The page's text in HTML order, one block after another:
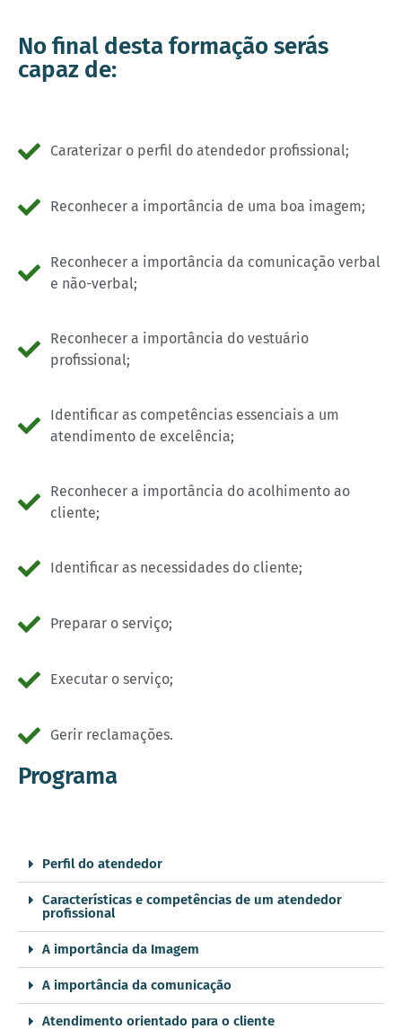
No final desta formação serás
capaz de:
Caraterizar o perfil do atendedor profissional;
Reconhecer a importância de uma boa imagem;
Reconhecer a importância da comunicação verbal
e não-verbal;
Reconhecer a importância do vestuário
profissional;
Identificar as competências essenciais a um
atendimento de excelência;
Reconhecer a importância do acolhimento ao
cliente;
Identificar as necessidades do cliente;
Preparar o serviço;
Executar o serviço;
Gerir reclamações.
Programa
Perfil do atendedor
Características e competências de um atendedor
profissional
A importância da Imagem
A importância da comunicação
Atendimento orientado para o cliente